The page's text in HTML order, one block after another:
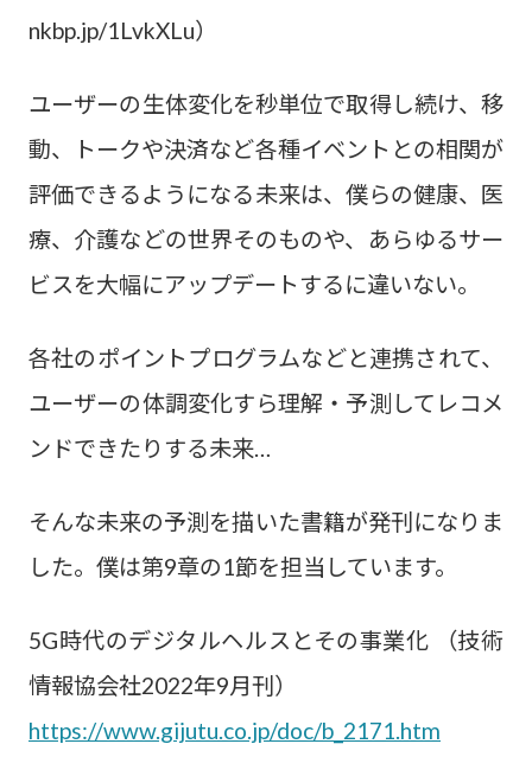
nkbp.jp/1LvkXLu）
ユーザーの生体変化を秒単位で取得し続け、移
動、トークや決済など各種イベントとの相関が
評価できるようになる未来は、僕らの健康、医
療、介護などの世界そのものや、あらゆるサー
ビスを大幅にアップデートするに違いない。
各社のポイントプログラムなどと連携されて、
ユーザーの体調変化すら理解・予測してレコメ
ンドできたりする未来…
そんな未来の予測を描いた書籍が発刊になりま
した。僕は第9章の1節を担当しています。
5G時代のデジタルヘルスとその事業化 （技術
情報協会社2022年9月刊）
https://www.gijutu.co.jp/doc/b_2171.htm